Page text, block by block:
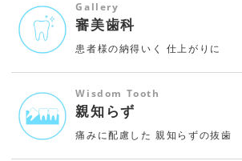
Gallery
審美歯科
患者様の納得いく 仕上がりに
Wisdom Tooth
親知らず
痛みに配慮した 親知らずの抜歯